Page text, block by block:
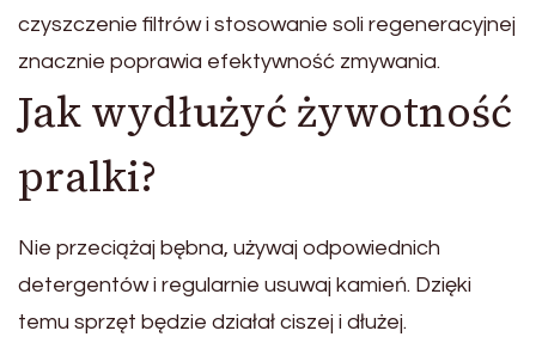
czyszczenie filtrów i stosowanie soli regeneracyjnej
znacznie poprawia efektywność zmywania.
Jak wydłużyć żywotność
pralki?
Nie przeciążaj bębna, używaj odpowiednich
detergentów i regularnie usuwaj kamień. Dzięki
temu sprzęt będzie działał ciszej i dłużej.